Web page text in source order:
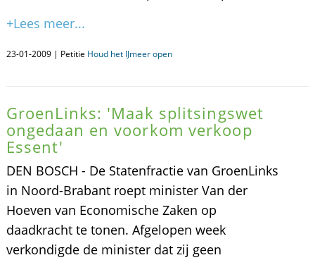
+Lees meer...
23-01-2009 | Petitie Houd het IJmeer open
GroenLinks: 'Maak splitsingswet
ongedaan en voorkom verkoop
Essent'
DEN BOSCH - De Statenfractie van GroenLinks
in Noord-Brabant roept minister Van der
Hoeven van Economische Zaken op
daadkracht te tonen. Afgelopen week
verkondigde de minister dat zij geen